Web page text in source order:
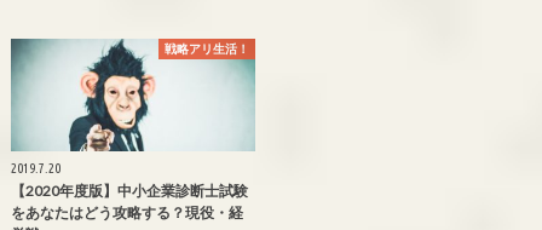
戦略アリ生活！
2019.7.20
【2020年度版】中小企業診断士試験
をあなたはどう攻略する？現役・経